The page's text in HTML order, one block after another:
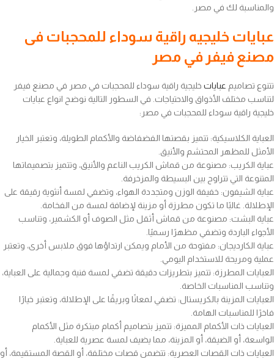
والمناسبة لك في مصر.
عبايات خليجيه راقية سوداء للمحجبات فى
مصنع فيفر في مصر
تتنوع تصاميم عبايات خليجية راقية سوداء للمحجبات في مصر في مصنع فيفر
لتناسب مختلف الأذواق والاحتياجات. في السطور التالية نوضح انواع عبايات
خليجية راقية سوداء للمحجبات في مصر:
العباية الكلاسيكية: تتميز بقصتها الفضفاضة والأكمام الطويلة، وتعتبر الخيار
الأمثل للمظهر المحتشم والأنيق.
عباية الكريب: مصنوعة من قماش الكريب الناعم والأنيق، وتتميز بتصميماتها
المتنوعة التي تتراوح بين البسيطة والمزخرفة.
عباية الشيفون: خفيفة الوزن ومتجددة الهواء، وتضفي لمسة أنثوية رقيقة على
الإطلالة. غالبًا ما تكون مطرزة أو مزينة لإضافة لمسة من الفخامة.
عباية البشت: مصنوعة من قماش أثقل مثل الصوف أو الكشمير، وتناسب
الأجواء الباردة وتضفي مظهرًا رسميًا.
عباية الكارديجان: مفتوحة من الأمام ويمكن ارتداؤها فوق ملابس أخرى، وتعتبر
عملية ومريحة للاستخدام اليومي.
العبايات المطرزة: تتميز بتطريزات دقيقة تضفي لمسة فنية وجمالية على العباية،
وتناسب المناسبات الخاصة.
العبايات المزينة بالكريستال: تضفي لمعانًا وبريقًا على الإطلالة، وتعتبر خيارًا
فاخرًا للمناسبات الهامة.
العبايات ذات الأكمام المميزة: تتميز بتصاميم أكمام مبتكرة مثل الأكمام
الواسعة، أو الضيقة، أو المزينة، مما يضيف لمسة عصرية للعباية.
العبايات ذات القصات العصرية: تتضمن قصات مختلفة، أو القصة المستقيمة، أو